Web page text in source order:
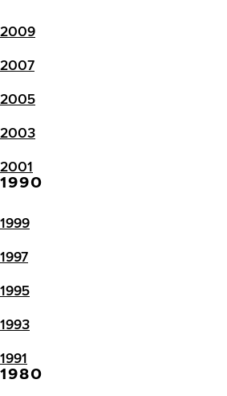
2009
2007
2005
2003
2001
1990
1999
1997
1995
1993
1991
1980